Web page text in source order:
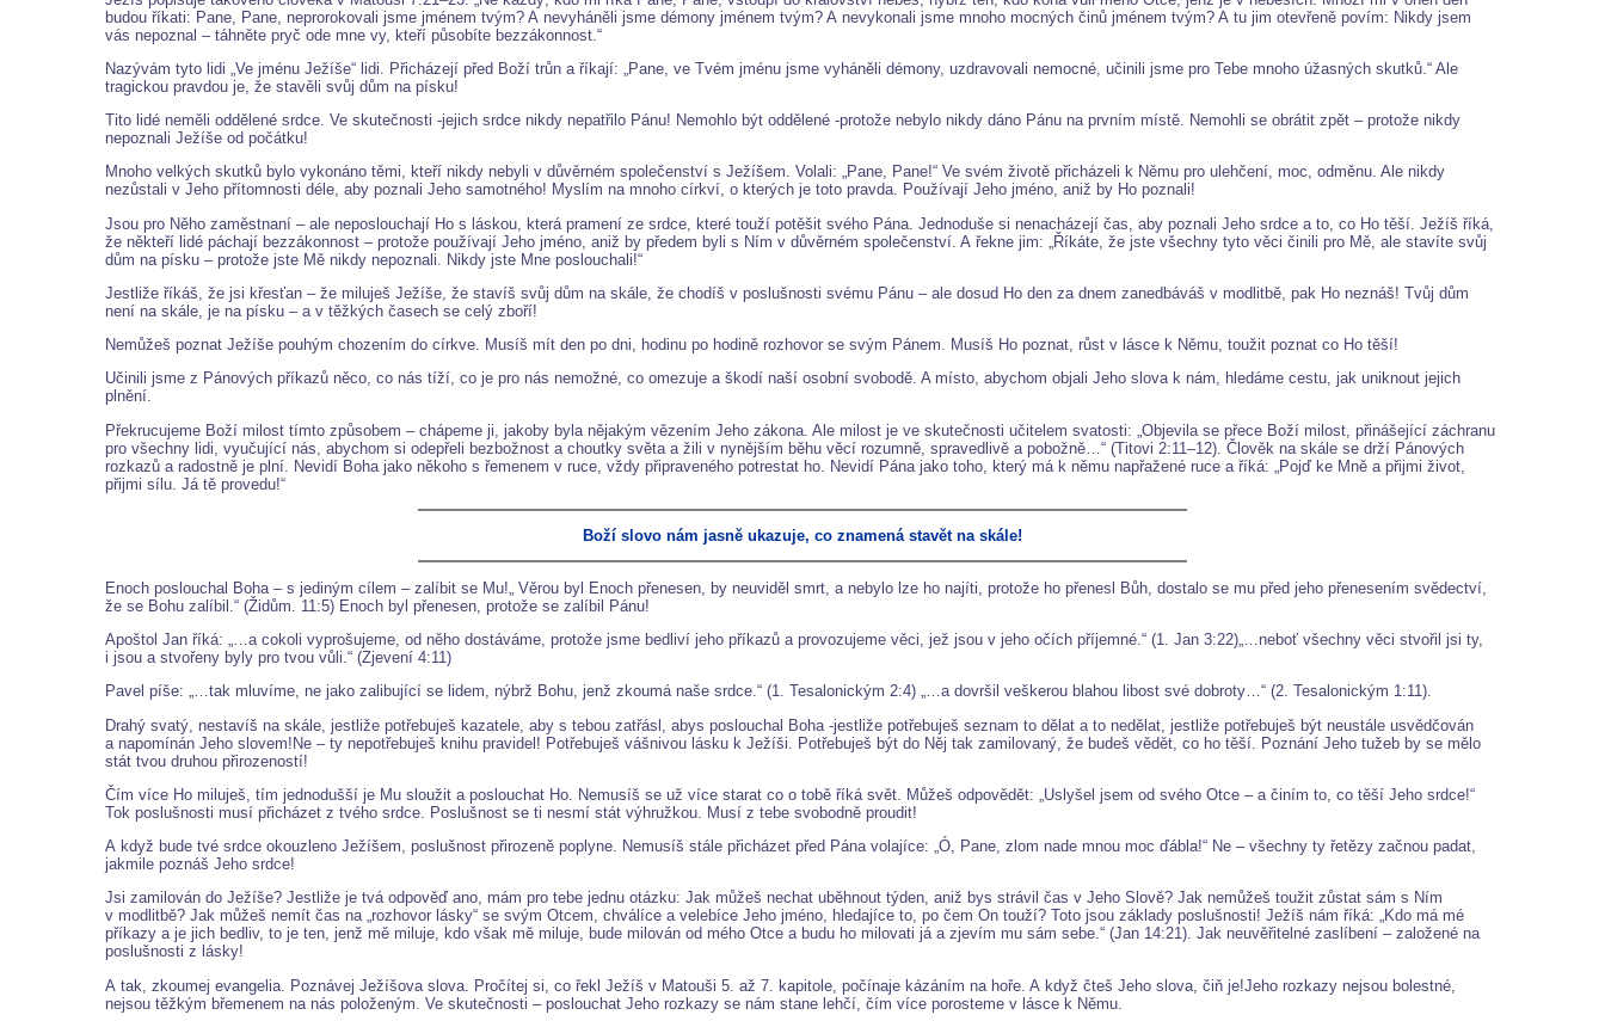
budou říkati: Pane, Pane, neprorokovali jsme jménem tvým? A nevyháněli jsme démony jménem tvým? A nevykonali jsme mnoho mocných činů jménem tvým? A tu jim otevřeně povím: Nikdy jsem
vás nepoznal – táhněte pryč ode mne vy, kteří působíte bezzákonnost.“
Nazývám tyto lidi „Ve jménu Ježíše“ lidi. Přicházejí před Boží trůn a říkají: „Pane, ve Tvém jménu jsme vyháněli démony, uzdravovali nemocné, učinili jsme pro Tebe mnoho úžasných skutků.“ Ale
tragickou pravdou je, že stavěli svůj dům na písku!
Tito lidé neměli oddělené srdce. Ve skutečnosti -jejich srdce nikdy nepatřilo Pánu! Nemohlo být oddělené -protože nebylo nikdy dáno Pánu na prvním místě. Nemohli se obrátit zpět – protože nikdy
nepoznali Ježíše od počátku!
Mnoho velkých skutků bylo vykonáno těmi, kteří nikdy nebyli v důvěrném společenství s Ježíšem. Volali: „Pane, Pane!“ Ve svém životě přicházeli k Němu pro ulehčení, moc, odměnu. Ale nikdy
nezůstali v Jeho přítomnosti déle, aby poznali Jeho samotného! Myslím na mnoho církví, o kterých je toto pravda. Používají Jeho jméno, aniž by Ho poznali!
Jsou pro Něho zaměstnaní – ale neposlouchají Ho s láskou, která pramení ze srdce, které touží potěšit svého Pána. Jednoduše si nenacházejí čas, aby poznali Jeho srdce a to, co Ho těší. Ježíš říká,
že někteří lidé páchají bezzákonnost – protože používají Jeho jméno, aniž by předem byli s Ním v důvěrném společenství. A řekne jim: „Říkáte, že jste všechny tyto věci činili pro Mě, ale stavíte svůj
dům na písku – protože jste Mě nikdy nepoznali. Nikdy jste Mne poslouchali!“
Jestliže říkáš, že jsi křesťan – že miluješ Ježíše, že stavíš svůj dům na skále, že chodíš v poslušnosti svému Pánu – ale dosud Ho den za dnem zanedbáváš v modlitbě, pak Ho neznáš! Tvůj dům
není na skále, je na písku – a v těžkých časech se celý zboří!
Nemůžeš poznat Ježíše pouhým chozením do církve. Musíš mít den po dni, hodinu po hodině rozhovor se svým Pánem. Musíš Ho poznat, růst v lásce k Němu, toužit poznat co Ho těší!
Učinili jsme z Pánových příkazů něco, co nás tíží, co je pro nás nemožné, co omezuje a škodí naší osobní svobodě. A místo, abychom objali Jeho slova k nám, hledáme cestu, jak uniknout jejich
plnění.
Překrucujeme Boží milost tímto způsobem – chápeme ji, jakoby byla nějakým vězením Jeho zákona. Ale milost je ve skutečnosti učitelem svatosti: „Objevila se přece Boží milost, přinášející záchranu
pro všechny lidi, vyučující nás, abychom si odepřeli bezbožnost a choutky světa a žili v nynějším běhu věcí rozumně, spravedlivě a pobožně…“ (Titovi 2:11–12). Člověk na skále se drží Pánových
rozkazů a radostně je plní. Nevidí Boha jako někoho s řemenem v ruce, vždy připraveného potrestat ho. Nevidí Pána jako toho, který má k němu napřažené ruce a říká: „Pojď ke Mně a přijmi život,
přijmi sílu. Já tě provedu!“
Boží slovo nám jasně ukazuje, co znamená stavět na skále!
Enoch poslouchal Boha – s jediným cílem – zalíbit se Mu!„ Věrou byl Enoch přenesen, by neuviděl smrt, a nebylo lze ho najíti, protože ho přenesl Bůh, dostalo se mu před jeho přenesením svědectví,
že se Bohu zalíbil.“ (Židům. 11:5) Enoch byl přenesen, protože se zalíbil Pánu!
Apoštol Jan říká: „…a cokoli vyprošujeme, od něho dostáváme, protože jsme bedliví jeho příkazů a provozujeme věci, jež jsou v jeho očích příjemné.“ (1. Jan 3:22)„…neboť všechny věci stvořil jsi ty,
i jsou a stvořeny byly pro tvou vůli.“ (Zjevení 4:11)
Pavel píše: „…tak mluvíme, ne jako zalibující se lidem, nýbrž Bohu, jenž zkoumá naše srdce.“ (1. Tesalonickým 2:4) „…a dovršil veškerou blahou libost své dobroty…“ (2. Tesalonickým 1:11).
Drahý svatý, nestavíš na skále, jestliže potřebuješ kazatele, aby s tebou zatřásl, abys poslouchal Boha -jestliže potřebuješ seznam to dělat a to nedělat, jestliže potřebuješ být neustále usvědčován
a napomínán Jeho slovem!Ne – ty nepotřebuješ knihu pravidel! Potřebuješ vášnivou lásku k Ježíši. Potřebuješ být do Něj tak zamilovaný, že budeš vědět, co ho těší. Poznání Jeho tužeb by se mělo
stát tvou druhou přirozeností!
Čím více Ho miluješ, tím jednodušší je Mu sloužit a poslouchat Ho. Nemusíš se už více starat co o tobě říká svět. Můžeš odpovědět: „Uslyšel jsem od svého Otce – a činím to, co těší Jeho srdce!“
Tok poslušnosti musí přicházet z tvého srdce. Poslušnost se ti nesmí stát výhružkou. Musí z tebe svobodně proudit!
A když bude tvé srdce okouzleno Ježíšem, poslušnost přirozeně poplyne. Nemusíš stále přicházet před Pána volajíce: „Ó, Pane, zlom nade mnou moc ďábla!“ Ne – všechny ty řetězy začnou padat,
jakmile poznáš Jeho srdce!
Jsi zamilován do Ježíše? Jestliže je tvá odpověď ano, mám pro tebe jednu otázku: Jak můžeš nechat uběhnout týden, aniž bys strávil čas v Jeho Slově? Jak nemůžeš toužit zůstat sám s Ním
v modlitbě? Jak můžeš nemít čas na „rozhovor lásky“ se svým Otcem, chválíce a velebíce Jeho jméno, hledajíce to, po čem On touží? Toto jsou základy poslušnosti! Ježíš nám říká: „Kdo má mé
příkazy a je jich bedliv, to je ten, jenž mě miluje, kdo však mě miluje, bude milován od mého Otce a budu ho milovati já a zjevím mu sám sebe.“ (Jan 14:21). Jak neuvěřitelné zaslíbení – založené na
poslušnosti z lásky!
A tak, zkoumej evangelia. Poznávej Ježíšova slova. Pročítej si, co řekl Ježíš v Matouši 5. až 7. kapitole, počínaje kázáním na hoře. A když čteš Jeho slova, čiň je!Jeho rozkazy nejsou bolestné,
nejsou těžkým břemenem na nás položeným. Ve skutečnosti – poslouchat Jeho rozkazy se nám stane lehčí, čím více porosteme v lásce k Němu.